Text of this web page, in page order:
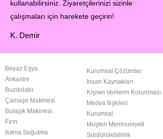
kullanabilirsiniz. Ziyaretçilerinizi sizinle
çalışmaları için harekete geçirin!
K. Demir
Kurumsal Çözümler
Insan Kaynakları
Kişisel Verilerin Korunması
Medya İlişkileri
Kurumsal
Müşteri Memnuniyeti
Sürdürülebilirlik
Beyaz Eşya
Ankastre
Buzdolabı
Çamaşır Makinesi
Bulaşık Makinesi
Fırın
Isıtma Soğutma